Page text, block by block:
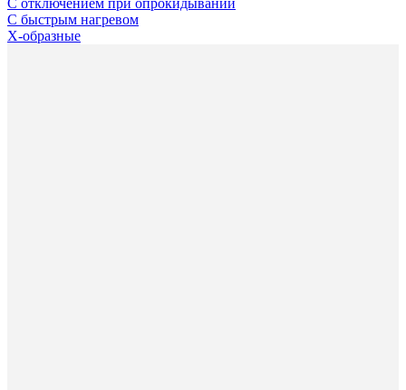
С быстрым нагревом
X-образные